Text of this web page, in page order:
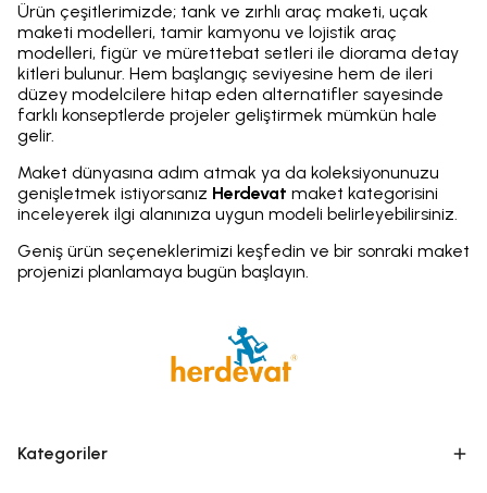
Ürün çeşitlerimizde; tank ve zırhlı araç maketi, uçak
maketi modelleri, tamir kamyonu ve lojistik araç
modelleri, figür ve mürettebat setleri ile diorama detay
kitleri bulunur. Hem başlangıç seviyesine hem de ileri
düzey modelcilere hitap eden alternatifler sayesinde
farklı konseptlerde projeler geliştirmek mümkün hale
gelir.
Maket dünyasına adım atmak ya da koleksiyonunuzu
genişletmek istiyorsanız Herdevat maket kategorisini
inceleyerek ilgi alanınıza uygun modeli belirleyebilirsiniz.
Geniş ürün seçeneklerimizi keşfedin ve bir sonraki maket
projenizi planlamaya bugün başlayın.
Kategoriler